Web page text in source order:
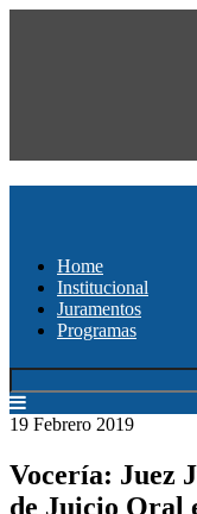
Home
Institucional
Juramentos
Programas
19 Febrero 2019
Vocería: Juez
de Juicio Oral